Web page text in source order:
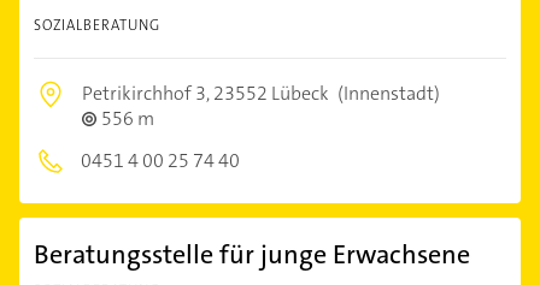
SOZIALBERATUNG
Petrikirchhof 3,23552 Lübeck (Innenstadt)
556 m
0451 4 00 25 74 40
Beratungsstelle für junge Erwachsene